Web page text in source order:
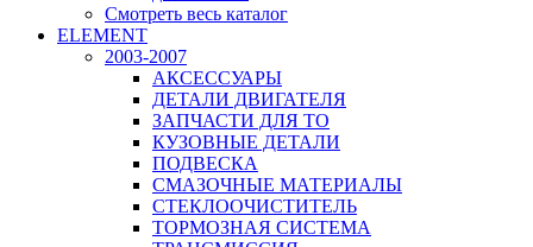
Смотреть весь каталог
ELEMENT
2003-2007
АКСЕССУАРЫ
ДЕТАЛИ ДВИГАТЕЛЯ
ЗАПЧАСТИ ДЛЯ ТО
КУЗОВНЫЕ ДЕТАЛИ
ПОДВЕСКА
СМАЗОЧНЫЕ МАТЕРИАЛЫ
СТЕКЛООЧИСТИТЕЛЬ
ТОРМОЗНАЯ СИСТЕМА